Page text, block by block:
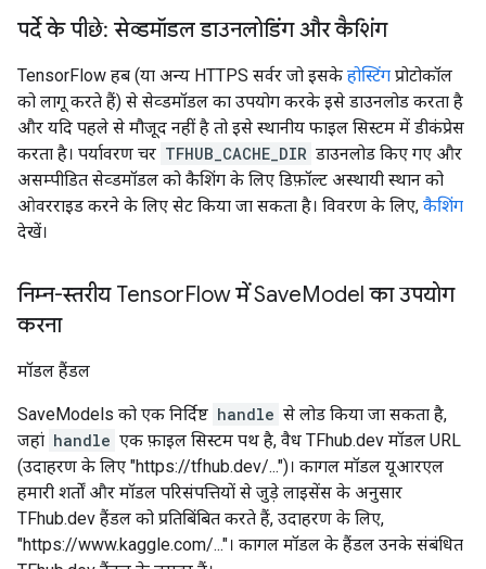
पर्दे के पीछे: सेव्डमॉडल डाउनलोडिंग और कैशिंग
TensorFlow हब (या अन्य HTTPS सर्वर जो इसके होस्टिंग प्रोटोकॉल
को लागू करते हैं) से सेव्डमॉडल का उपयोग करके इसे डाउनलोड करता है
और यदि पहले से मौजूद नहीं है तो इसे स्थानीय फाइल सिस्टम में डीकंप्रेस
करता है। पर्यावरण चर TFHUB_CACHE_DIR डाउनलोड किए गए और
असम्पीडित सेव्डमॉडल को कैशिंग के लिए डिफ़ॉल्ट अस्थायी स्थान को
ओवरराइड करने के लिए सेट किया जा सकता है। विवरण के लिए, कैशिंग
देखें।
निम्न-स्तरीय TensorFlow में SaveModel का उपयोग
करना
मॉडल हैंडल
SaveModels को एक निर्दिष्ट handle से लोड किया जा सकता है,
जहां handle एक फ़ाइल सिस्टम पथ है, वैध TFhub.dev मॉडल URL
(उदाहरण के लिए "https://tfhub.dev/...")। कागल मॉडल यूआरएल
हमारी शर्तों और मॉडल परिसंपत्तियों से जुड़े लाइसेंस के अनुसार
TFhub.dev हैंडल को प्रतिबिंबित करते हैं, उदाहरण के लिए,
"https://www.kaggle.com/..."। कागल मॉडल के हैंडल उनके संबंधित